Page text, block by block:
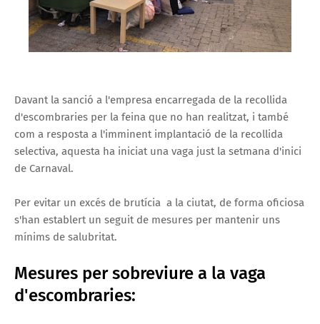
Davant la sanció a l'empresa encarregada de la recollida
d'escombraries per la feina que no han realitzat, i també
com a resposta a l'imminent implantació de la recollida
selectiva, aquesta ha iniciat una vaga just la setmana d'inici
de Carnaval.
Per evitar un excés de brutícia a la ciutat, de forma oficiosa
s'han establert un seguit de mesures per mantenir uns
mínims de salubritat.
Mesures per sobreviure a la vaga
d'escombraries: